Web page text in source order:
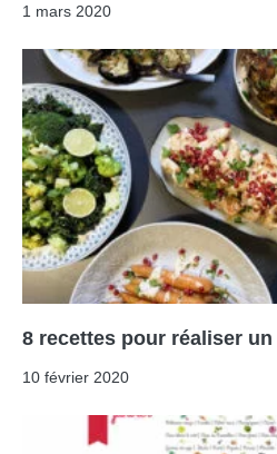
1 mars 2020
8 recettes pour réaliser
10 février 2020